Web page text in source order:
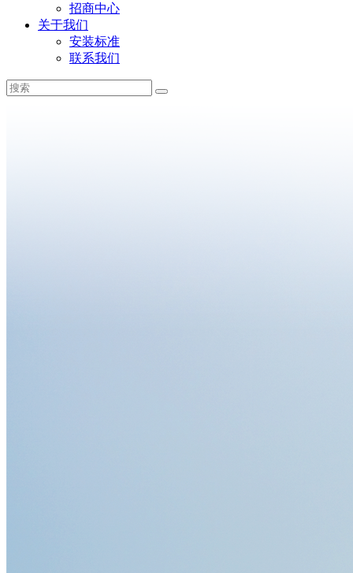
招商中心
关于我们
安装标准
联系我们